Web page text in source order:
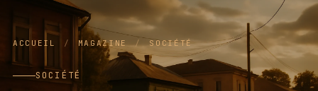
ACCUEIL / MAGAZINE / SOCIÉTÉ
SOCIÉTÉ